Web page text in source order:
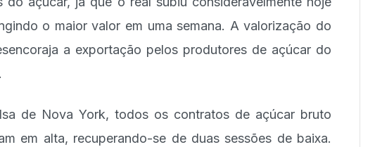
o maior valor em uma semana. A valorização do
a exportação pelos produtores de açúcar do
de Nova York, todos os contratos de açúcar bruto
em alta, recuperando-se de duas sessões de baixa.